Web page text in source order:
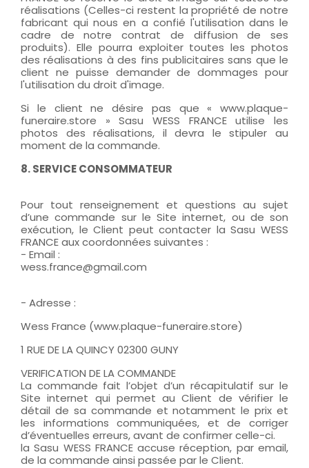
réalisations (Celles-ci restent la propriété de notre
fabricant qui nous en a confié l'utilisation dans le
cadre de notre contrat de diffusion de ses
produits). Elle pourra exploiter toutes les photos
des réalisations à des fins publicitaires sans que le
client ne puisse demander de dommages pour
l'utilisation du droit d'image.
Si le client ne désire pas que « www.plaque-
funeraire.store » Sasu WESS FRANCE utilise les
photos des réalisations, il devra le stipuler au
moment de la commande.
8. SERVICE CONSOMMATEUR
Pour tout renseignement et questions au sujet
d’une commande sur le Site internet, ou de son
exécution, le Client peut contacter la Sasu WESS
FRANCE aux coordonnées suivantes :
- Email :
wess.france@gmail.com
- Adresse :
Wess France (www.plaque-funeraire.store)
1 RUE DE LA QUINCY 02300 GUNY
VERIFICATION DE LA COMMANDE
La commande fait l’objet d’un récapitulatif sur le
Site internet qui permet au Client de vérifier le
détail de sa commande et notamment le prix et
les informations communiquées, et de corriger
d’éventuelles erreurs, avant de confirmer celle-ci.
la Sasu WESS FRANCE accuse réception, par email,
de la commande ainsi passée par le Client.